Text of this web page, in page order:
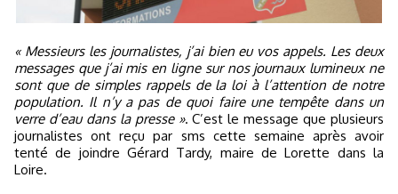
« Messieurs les journalistes, j’ai bien eu vos appels. Les deux
messages que j’ai mis en ligne sur nos journaux lumineux ne
sont que de simples rappels de la loi à l’attention de notre
population. Il n’y a pas de quoi faire une tempête dans un
verre d’eau dans la presse ». C’est le message que plusieurs
journalistes ont reçu par sms cette semaine après avoir
tenté de joindre Gérard Tardy, maire de Lorette dans la
Loire.